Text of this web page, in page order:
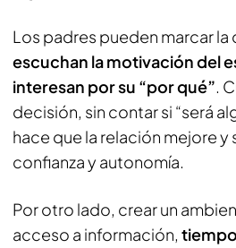
Los padres pueden marcar
escuchan la motivación del
interesan por su “por qué”.
decisión, sin contar si “será
hace que la relación mejore y
confianza y autonomía.
Por otro lado, crear un
acceso a información,